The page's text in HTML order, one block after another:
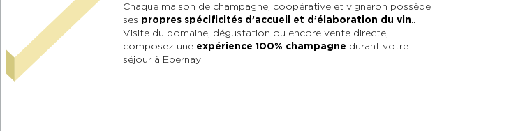
Chaque maison de champagne, coopérative et vigneron possède
ses propres spécificités d’accueil et d’élaboration du vin..
Visite du domaine, dégustation ou encore vente directe,
composez une expérience 100% champagne durant votre
séjour à Epernay !